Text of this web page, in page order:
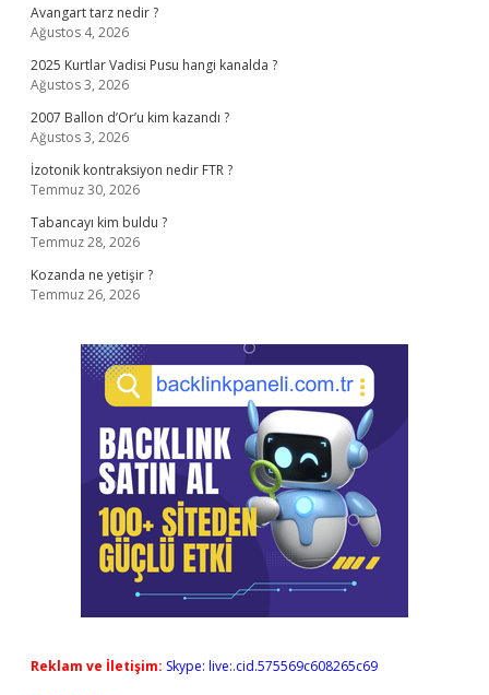
Avangart tarz nedir ?
Ağustos 4, 2026
2025 Kurtlar Vadisi Pusu hangi kanalda ?
Ağustos 3, 2026
2007 Ballon d’Or’u kim kazandı ?
Ağustos 3, 2026
İzotonik kontraksiyon nedir FTR ?
Temmuz 30, 2026
Tabancayı kim buldu ?
Temmuz 28, 2026
Kozanda ne yetişir ?
Temmuz 26, 2026
Reklam ve İletişim: Skype: live:.cid.575569c608265c69